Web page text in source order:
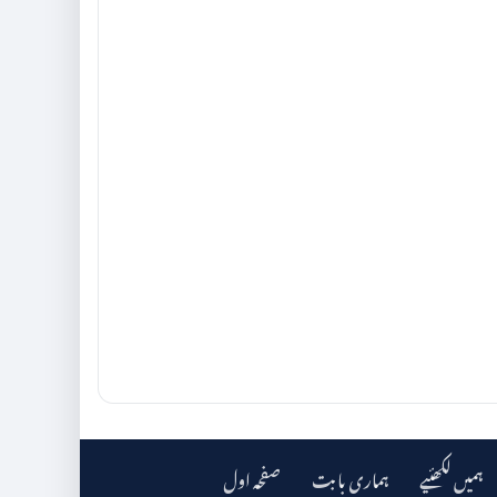
صفحہ اول ہماری بابت ہمیں لکھئیے